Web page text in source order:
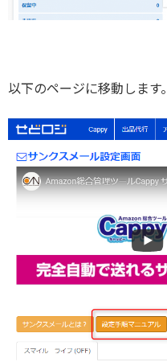
以下のページに移動します。